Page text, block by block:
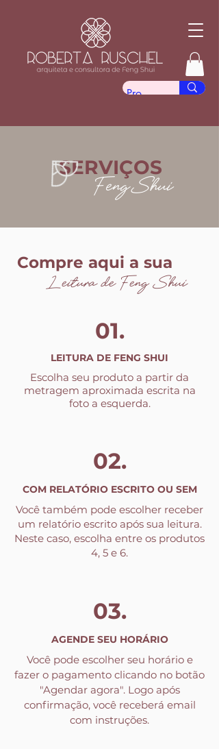
SERVIÇOS
FengShui
Compre aqui a sua
Leitura de Feng Shui
01.
LEITURA DE FENG SHUI
Escolha seu produto a partir da
metragem aproximada escrita na
foto a esquerda.
02.
COM RELATÓRIO ESCRITO OU SEM
Você também pode escolher receber
um relatório escrito após sua leitura.
Neste caso, escolha entre os produtos
4, 5 e 6.
03.
AGENDE SEU HORÁRIO
Você pode escolher seu horário e
fazer o pagamento clicando no botão
"Agendar agora". Logo após
confirmação, você receberá email
com instruções.